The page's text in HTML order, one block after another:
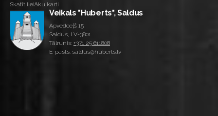
Skatīt lielāku karti
Veikals "Huberts", Saldus
Apvedceļš 15
Saldus, LV-3801
Tālrunis: +371 25 611808
E-pasts: saldus@huberts.lv